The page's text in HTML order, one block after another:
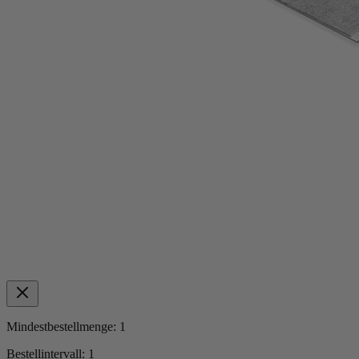
Mindestbestellmenge: 1
Bestellintervall: 1